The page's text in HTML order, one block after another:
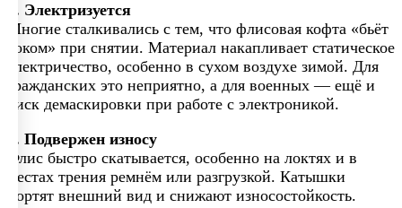
3. Электризуется
Многие сталкивались с тем, что флисовая кофта «бьёт
током» при снятии. Материал накапливает статическое
электричество, особенно в сухом воздухе зимой. Для
гражданских это неприятно, а для военных — ещё и
риск демаскировки при работе с электроникой.
4. Подвержен износу
Флис быстро скатывается, особенно на локтях и в
местах трения ремнём или разгрузкой. Катышки
портят внешний вид и снижают износостойкость.